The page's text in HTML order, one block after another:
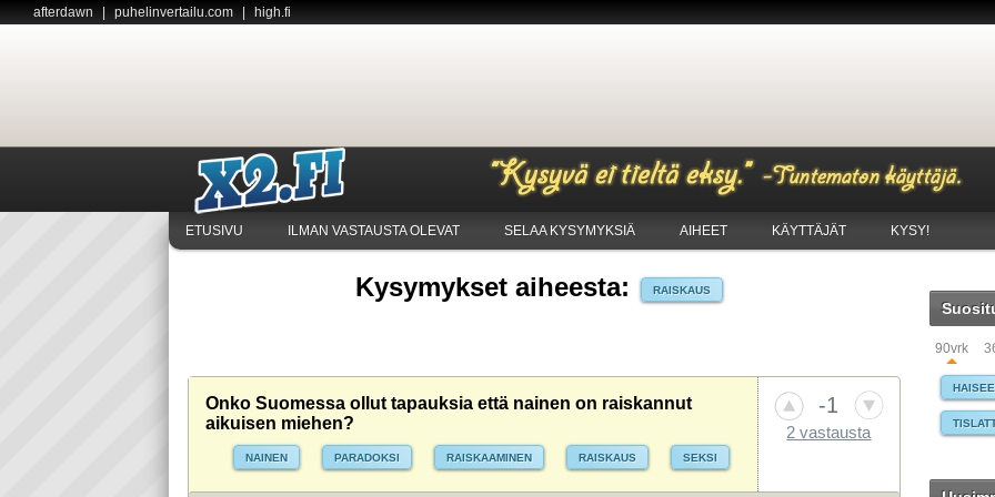
afterdawn puhelinvertailu.com high.fi
ETUSIVU ILMAN VASTAUSTA OLEVAT SELAA KYSYMYKSIÄ AIHEET KÄYTTÄJÄT KYSY!
Kysymykset aiheesta: RAISKAUS
Onko Suomessa ollut tapauksia että nainen on raiskannut
aikuisen miehen?
NAINEN PARADOKSI RAISKAAMINEN RAISKAUS SEKSI
-1
2 vastausta
90vrk
HAISEE
VAATE